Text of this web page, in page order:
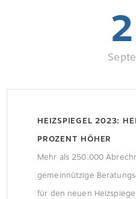
HEIZSPIEGEL 2023:
PROZENT HÖHER
Mehr als 250.000
gemeinnützige
für den neuen